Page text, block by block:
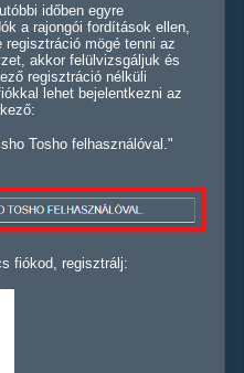
időben egyre
a rajongói fordítások ellen,
mögé tenni az
akkor felülvizsgáljuk és
regisztráció nélküli
lehet bejelentkezni az
Tosho felhasználóval."
fiókod, regisztrálj: